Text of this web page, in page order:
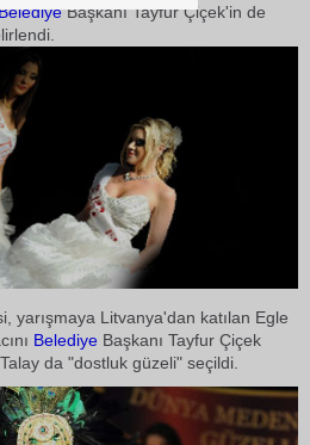
Başkanı Tayfur Çiçek'in de
yarışmaya Litvanya'dan katılan Egle
Belediye Başkanı Tayfur Çiçek
da "dostluk güzeli" seçildi.